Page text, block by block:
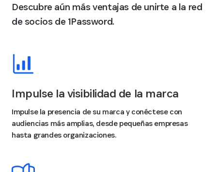
Descubre aún más ventajas de unirte a la red
de socios de 1Password.
Impulse la visibilidad de la marca
Impulse la presencia de su marca y conéctese con
audiencias más amplias, desde pequeñas empresas
hasta grandes organizaciones.